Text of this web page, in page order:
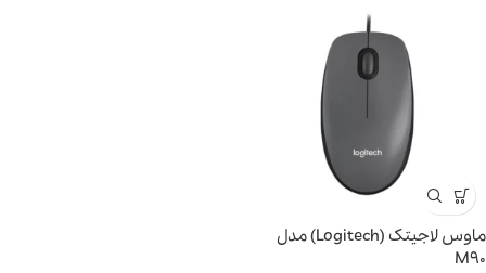
ماوس لاجیتک (Logitech) مدل
M90